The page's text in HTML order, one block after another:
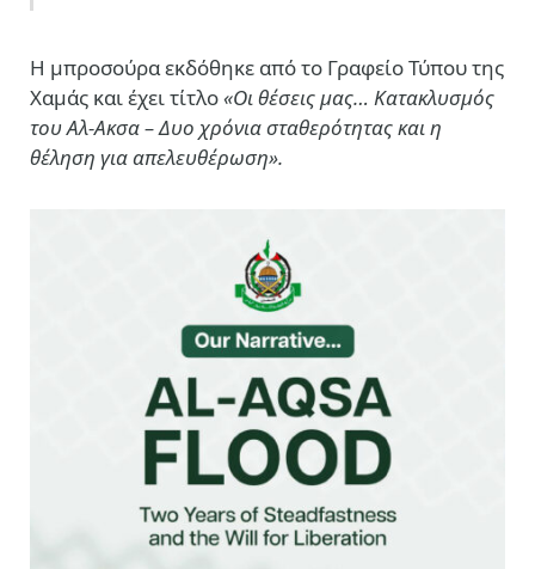
Η μπροσούρα εκδόθηκε από το Γραφείο Τύπου της
Χαμάς και έχει τίτλο«Οι θέσεις μας… Κατακλυσμός
του Αλ-Ακσα – Δυο χρόνια σταθερότητας και η
θέληση για απελευθέρωση».